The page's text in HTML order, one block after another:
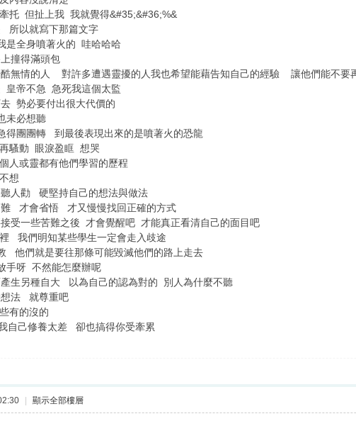
托 但扯上我 我就覺得&#35;&#36;%&
所以就寫下那篇文字
是全身噴著火的 哇哈哈哈
撞得滿頭包
無情的人 對許多遭遇靈擾的人我也希望能藉告知自己的經驗 讓他們能不要
皇帝不急 急死我這個太監
勢必要付出很大代價的
未必想聽
得團團轉 到最後表現出來的是噴著火的恐龍
騷動 眼淚盈眶 想哭
人或靈都有他們學習的歷程
想
人勸 硬堅持自己的想法與做法
難 才會省悟 才又慢慢找回正確的方式
受一些苦難之後 才會覺醒吧 才能真正看清自己的面目吧
我們明知某些學生一定會走入歧途
他們就是要往那條可能毀滅他們的路上走去
手呀 不然能怎麼辦呢
生另種自大 以為自己的認為對的 別人為什麼不聽
想法 就尊重吧
有的沒的
自己修養太差 卻也搞得你受牽累
顯示全部樓層